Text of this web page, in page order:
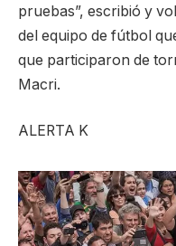
pruebas”, escribió y
del equipo de fútbol
que participaron de
Macri.
ALERTA K